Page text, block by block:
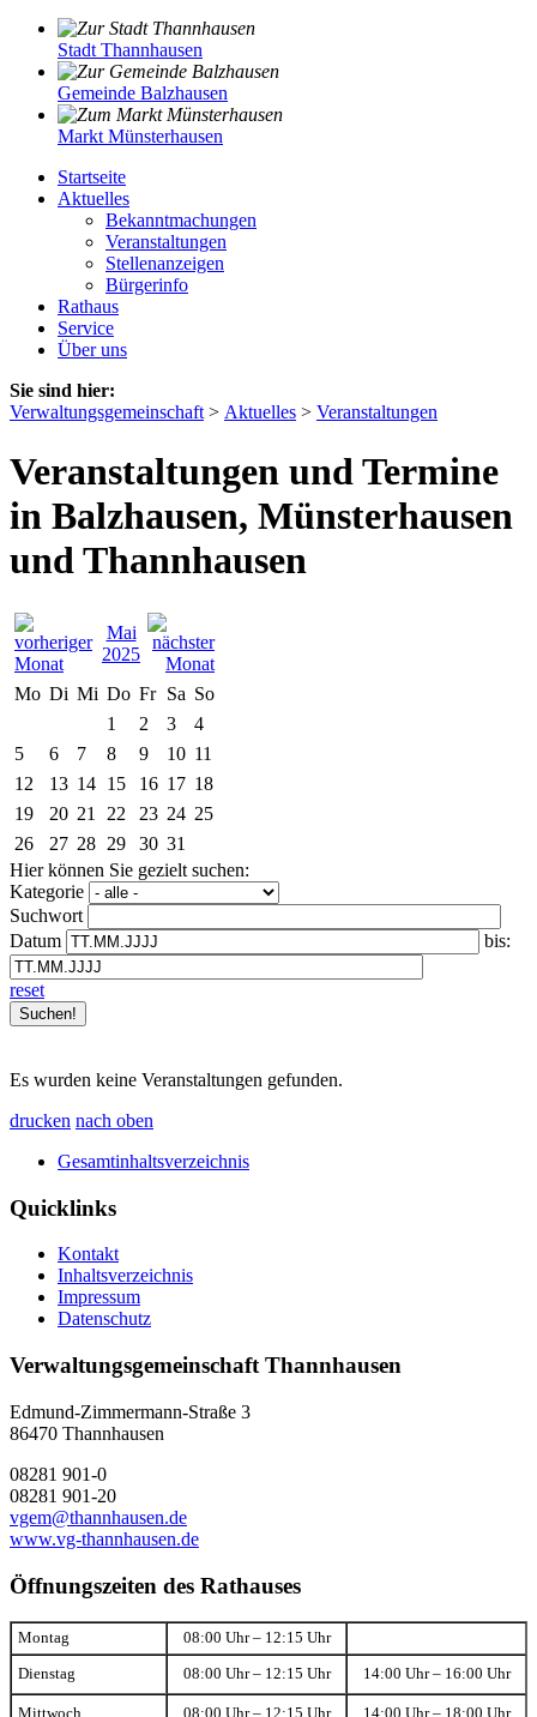
Stadt Thannhausen
Gemeinde Balzhausen
Markt Münsterhausen
Startseite
Aktuelles
Bekanntmachungen
Veranstaltungen
Stellenanzeigen
Bürgerinfo
Rathaus
Service
Über uns
Sie sind hier:
Verwaltungsgemeinschaft > Aktuelles > Veranstaltungen
Veranstaltungen und Termine
in Balzhausen, Münsterhausen
und Thannhausen
Mai
2025
Mo Di Mi Do Fr Sa So
1
2 3
4
5
6 7 8 9 10 11
12
13 14 15 16 17 18
19
20 21 22 23 24 25
26
27 28 29 30 31
Hier können Sie gezielt suchen:
Kategorie
Suchwort
Datum
bis:
reset
Es wurden keine Veranstaltungen gefunden.
drucken nach oben
Gesamtinhaltsverzeichnis
Quicklinks
Kontakt
Inhaltsverzeichnis
Impressum
Datenschutz
Verwaltungsgemeinschaft Thannhausen
Edmund-Zimmermann-Straße 3
86470 Thannhausen
08281 901-0
08281 901-20
vgem@thannhausen.de
www.vg-thannhausen.de
Öffnungszeiten des Rathauses
Montag 08:00 Uhr – 12:15 Uhr
Dienstag 08:00 Uhr – 12:15 Uhr 14:00 Uhr – 16:00 Uhr